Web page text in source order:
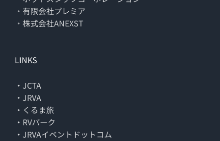
・ 有限会社プレミア
・ 株式会社ANEXST
LINKS
・JCTA
・JRVA
・くるま旅
・RVパーク
・JRVAイベントドットコム